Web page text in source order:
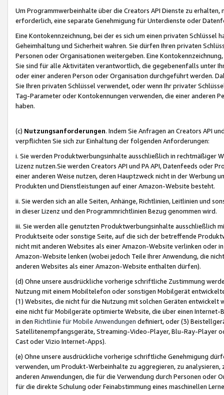
Um Programmwerbeinhalte über die Creators API Dienste zu
erforderlich, eine separate Genehmigung für Unterdienste oder
Eine Kontokennzeichnung, bei der es sich um einen privaten
Geheimhaltung und Sicherheit wahren. Sie dürfen Ihren privaten
Personen oder Organisationen weitergeben. Eine
Sie sind für alle Aktivitäten verantwortlich, die gegebenenfalls unter
oder einer anderen Person oder Organisation durchgeführt werden.
Sie Ihren privaten Schlüssel verwendet, oder wenn Ihr privater
Tag-Parameter oder Kontokennungen verwenden, die einer anderen
haben.
(c) Nutzungsanforderungen. Indem Sie Anfragen an Creators API
verpflichten Sie sich zur Einhaltung der folgenden Anforderungen:
i. Sie werden Produktwerbungsinhalte ausschließlich in rechtmäßiger
Lizenz nutzen.Sie werden Creators API und PA API, Datenfeeds oder
einer anderen Weise nutzen, deren Hauptzweck nicht in der Werbung
Produkten und Dienstleistungen auf einer Amazon-Website besteht.
ii. Sie werden sich an alle Seiten, Anhänge, Richtlinien, Leitlinien und
in dieser Lizenz und den Programmrichtlinien Bezug genommen wird.
iii. Sie werden alle genutzten Produktwerbungsinhalte ausschließlich
Produktseite oder sonstige Seite, auf die sich der betreffende
nicht mit anderen Websites als einer Amazon-Website verlinken oder
Amazon-Website lenken (wobei jedoch Teile Ihrer Anwendung, die
anderen Websites als einer Amazon-Website enthalten dürfen).
(d) Ohne unsere ausdrückliche vorherige schriftliche Zustimmung
Nutzung mit einem Mobiltelefon oder sonstigen Mobilgerät
(1) Websites, die nicht für die Nutzung mit solchen Geräten
eine nicht für Mobilgeräte optimierte Website, die über einen
in den Richtlinie für Mobile Anwendungen definiert, oder (3)
Satellitenempfangsgeräte, Streaming-Video-Player, Blu-Ray-Player
Cast oder Vizio Internet-Apps).
(e) Ohne unsere ausdrückliche vorherige schriftliche Genehmigung
verwenden, um Produkt-Werbeinhalte zu aggregieren, zu
anderen Anwendungen, die für die Verwendung durch Personen
für die direkte Schulung oder Feinabstimmung eines maschinellen